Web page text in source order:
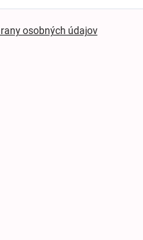
osobných údajov